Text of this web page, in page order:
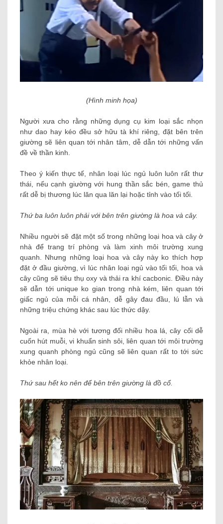
(Hình minh họa)
Người xưa cho rằng những dụng cụ kim loại sắc nhọn
như dao hay kéo đều sở hữu tà khí riêng, đặt bên trên
giường sẽ liên quan tới nhân tâm, dễ dẫn tới những vấn
đề về thần kinh.
Theo ý kiến thực tế, nhân loại lúc ngủ luôn luôn rất thư
thái, nếu cạnh giường với hung thần sắc bén, game thủ
rất dễ bị thương lúc lăn qua lăn lại hoặc tỉnh vào tối tối.
Thứ ba luôn luôn phải với bên trên giường là hoa và cây.
Nhiều người sẽ đặt một số trong những loại hoa và cây ở
nhà để trang trí phòng và làm xinh môi trường xung
quanh. Nhưng những loại hoa và cây này ko thích hợp
đặt ở đầu giường, vì lúc nhân loại ngủ vào tối tối, hoa và
cây cũng sẽ tiêu thụ oxy và thải ra khí cacbonic. Điều này
sẽ dẫn tới unique ko gian trong nhà kém, liên quan tới
giấc ngủ của mỗi cá nhân, dễ gây đau đầu, lú lẫn và
những triệu chứng khác sau lúc thức dậy.
Ngoài ra, mùa hè với tương đối nhiều hoa lá, cây cối dễ
cuốn hút muỗi, vi khuẩn sinh sôi, liên quan tới môi trường
xung quanh phòng ngủ cũng sẽ liên quan rất to tới sức
khỏe nhân loại.
Thứ sau hết ko nên để bên trên giường là đồ cổ.